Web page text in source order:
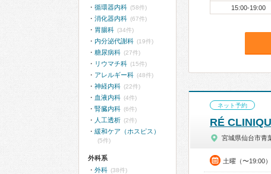
15:00-19:00
ネット予約
RÉ
宮城県仙台市青
土曜（〜19:00
循環器内科 (58件)
消化器内科 (67件)
胃腸科 (34件)
内分泌代謝科 (19件)
糖尿病科 (27件)
リウマチ科 (15件)
アレルギー科 (48件)
神経内科 (22件)
血液内科 (4件)
腎臓内科 (6件)
人工透析 (2件)
緩和ケア（ホスピス）
(5件)
外科系
外科 (38件)